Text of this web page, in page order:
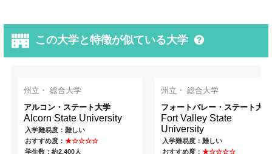
この大学と特徴が似ている大学
州立・ 総合大学
アルコン・ステート大学
Alcorn State University
入学難易度：難しい
おすすめ度：★☆☆☆☆
学生数：約2,400人
州立・ 総合大学
フォートバレー・ステート大学
Fort Valley State
University
入学難易度：難しい
おすすめ度： ★☆☆☆☆